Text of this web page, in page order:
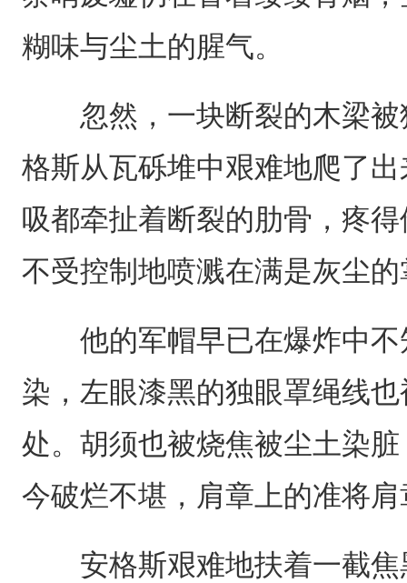
糊味与尘土的腥气。
忽然，一块断裂的木梁被
格斯从瓦砾堆中艰难地爬了
吸都牵扯着断裂的肋骨，疼
不受控制地喷溅在满是灰尘
他的军帽早已在爆炸中不
染，左眼漆黑的独眼罩绳线
处。胡须也被烧焦被尘土染
今破烂不堪，肩章上的准将
安格斯艰难地扶着一截焦